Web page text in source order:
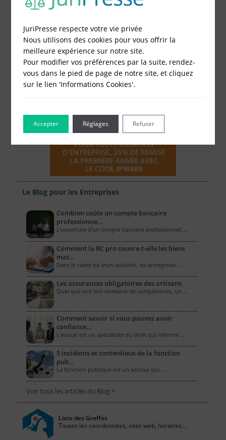
Le Blog pour les Entreprises
Combien coûte un compte bancaire
professionne…
L’ouverture d’un compte bancaire professionnel …
Comment la RC pro couvre-t-elle les biens
mat…
Dans le cadre de leurs activités, les entreprises …
Les assurances obligatoires des artisans
Quel que soit son domaine de compétences, un …
Comment savoir si vous pouvez avoir
confiance…
L'avocat est un spécialiste du droit qui informe …
5 incidents et contentieux de la fonction
pub…
La fonction publique est un secteur qui, …
Voir tous les articles du Blog >
Liste des Greffes
Toutes les coordonnées, sites web, horaires...
JuriPresse respecte votre vie privée
Nous utilisons des cookies pour vous offrir la
meilleure expérience sur notre site.
Pour modifier vos préférences par la suite, rendez-
vous dans le pied de page de notre site, et cliquez
sur le lien 'Informations Cookies'.
Accepter Refuser
Réglages